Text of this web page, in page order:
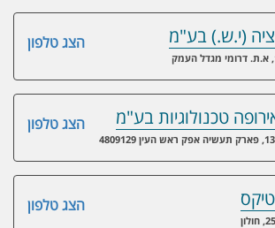
הצג טלפון (י.ש.) בע"מ
הצג טלפון טכנולוגיות בע"מ
הצג טלפון